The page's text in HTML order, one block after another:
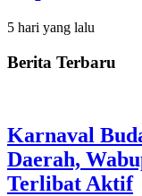
5 hari yang lalu
Berita Terbaru
Karnaval
Daerah,
Terlibat Aktif